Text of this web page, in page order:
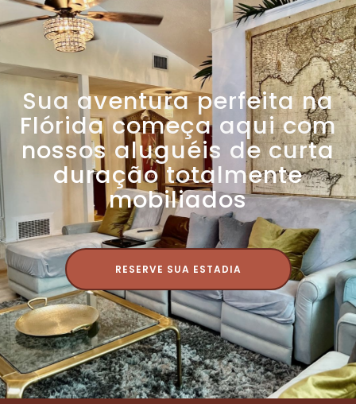
Sua aventura perfeita na
Flórida começa aqui com
nossos aluguéis de curta
duração totalmente
mobiliados
RESERVE SUA ESTADIA